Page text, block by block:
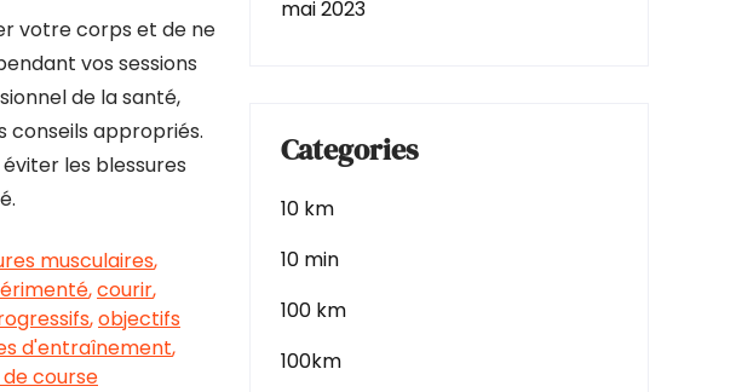
votre corps et de ne
vos sessions
de la santé,
conseils appropriés.
les blessures
musculaires,
,courir,
,objectifs
d'entraînement,
course
mai 2023
Categories
10 km
10 min
100 km
100km